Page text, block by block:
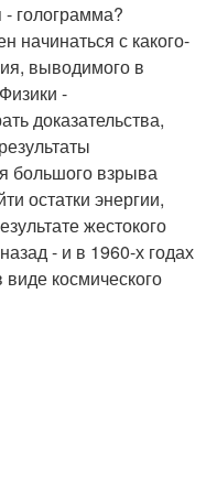
- голограмма?
начинаться с какого-
выводимого в
-
доказательства,
большого взрыва
остатки энергии,
жестокого
- и в 1960-х годах
космического